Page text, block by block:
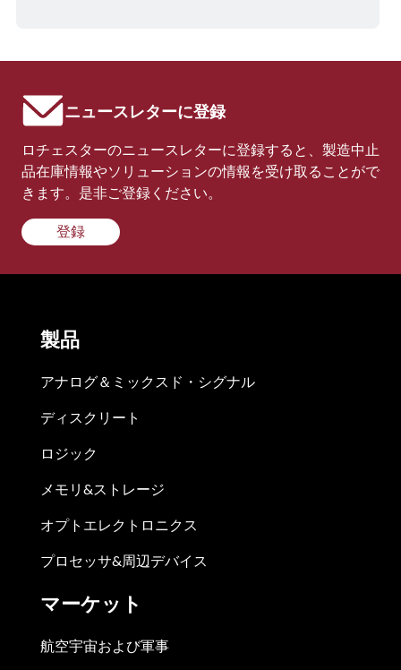
ニュースレターに登録
ロチェスターのニュースレターに登録すると、製造中止
品在庫情報やソリューションの情報を受け取ることがで
きます。是非ご登録ください。
登録
製品
アナログ＆ミックスド・シグナル
ディスクリート
ロジック
メモリ&ストレージ
オプトエレクトロニクス
プロセッサ&周辺デバイス
マーケット
航空宇宙および軍事